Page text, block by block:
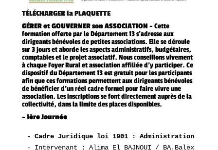
TÉLÉCHARGER la PLAQUETTE
GÉRER et GOUVERNER son ASSOCIATION – Cette
formation offerte par le Département 13 s’adresse aux
dirigeantsbénévoles de petites associations. Elle se déroule
sur 3 jours et aborde les aspects administratifs, budgétaires,
comptables et le projet associatif. Nous conseillons vivement
à chaque Foyer Rural et association affiliée d’yparticiper. Ce
dispositif du Département 13 est gratuit pour les participants
afin que ces formations permettent aux dirigeants bénévoles
debénéficier d’un réel cadre formel pour faire vivre une
association. Les inscriptions se font directement auprès de la
collectivité, dans la limite desplaces disponibles.
–1ère Journée
- Cadre Juridique loi 1901 : Administration &
- Intervenant : Alima El BAJNOUI / BA.Balex